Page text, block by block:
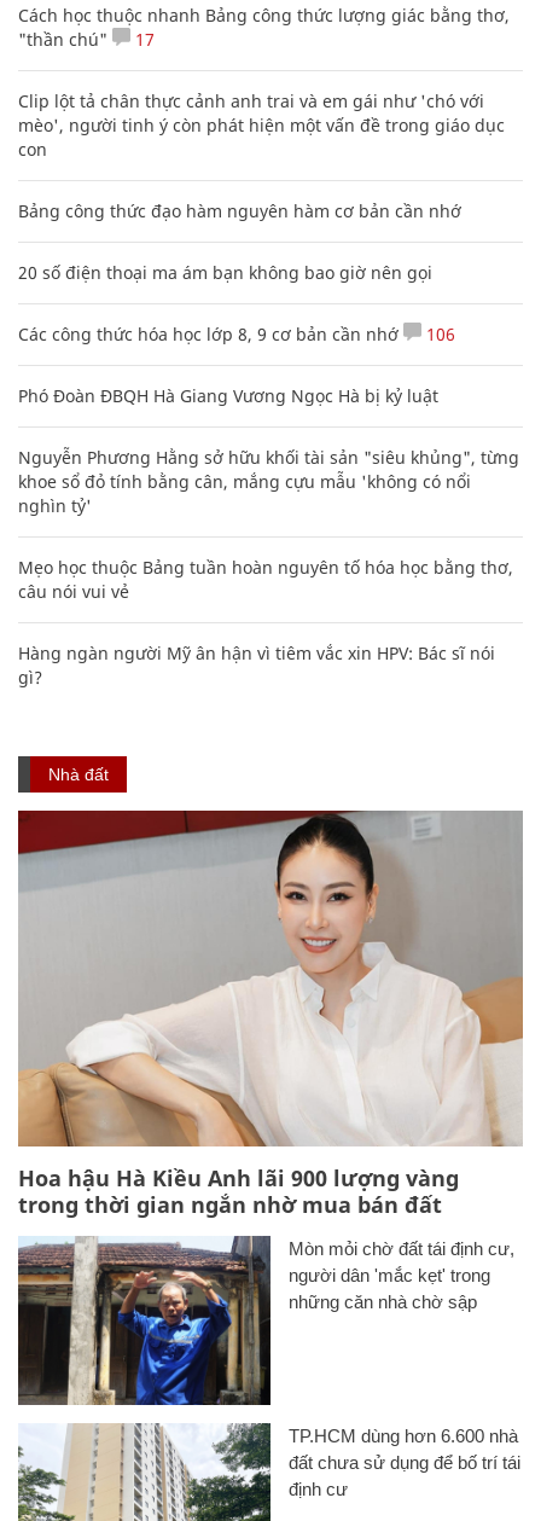
Cách học thuộc nhanh Bảng công thức lượng giác bằng thơ,
"thần chú"
17
Clip lột tả chân thực cảnh anh trai và em gái như 'chó với
mèo', người tinh ý còn phát hiện một vấn đề trong giáo dục
con
Bảng công thức đạo hàm nguyên hàm cơ bản cần nhớ
20 số điện thoại ma ám bạn không bao giờ nên gọi
Các công thức hóa học lớp 8, 9 cơ bản cần nhớ 106
Phó Đoàn ĐBQH Hà Giang Vương Ngọc Hà bị kỷ luật
Nguyễn Phương Hằng sở hữu khối tài sản "siêu khủng", từng
khoe sổ đỏ tính bằng cân, mắng cựu mẫu 'không có nổi
nghìn tỷ'
Mẹo học thuộc Bảng tuần hoàn nguyên tố hóa học bằng thơ,
câu nói vui vẻ
Hàng ngàn người Mỹ ân hận vì tiêm vắc xin HPV: Bác sĩ nói
gì?
Nhà đất
Hoa hậu Hà Kiều Anh lãi 900 lượng vàng
trong thời gian ngắn nhờ mua bán đất
Mòn mỏi chờ đất tái định cư,
người dân 'mắc kẹt' trong
những căn nhà chờ sập
TP.HCM dùng hơn 6.600 nhà
đất chưa sử dụng để bố trí tái
định cư